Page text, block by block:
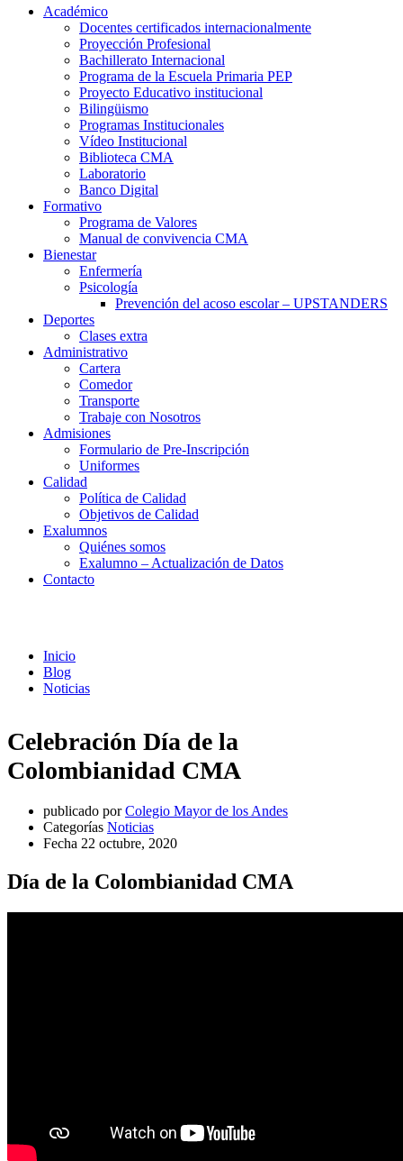
Académico
Docentes certificados internacionalmente
Proyección Profesional
Bachillerato Internacional
Programa de la Escuela Primaria PEP
Proyecto Educativo institucional
Bilingüismo
Programas Institucionales
Vídeo Institucional
Biblioteca CMA
Laboratorio
Banco Digital
Formativo
Programa de Valores
Manual de convivencia CMA
Bienestar
Enfermería
Psicología
Prevención del acoso escolar – UPSTANDERS
Deportes
Clases extra
Administrativo
Cartera
Comedor
Transporte
Trabaje con Nosotros
Admisiones
Formulario de Pre-Inscripción
Uniformes
Calidad
Política de Calidad
Objetivos de Calidad
Exalumnos
Quiénes somos
Exalumno – Actualización de Datos
Contacto
Inicio
Blog
Noticias
Celebración Día de la
Colombianidad CMA
publicado por Colegio Mayor de los Andes
Categorías Noticias
Fecha 22 octubre, 2020
Día de la Colombianidad CMA